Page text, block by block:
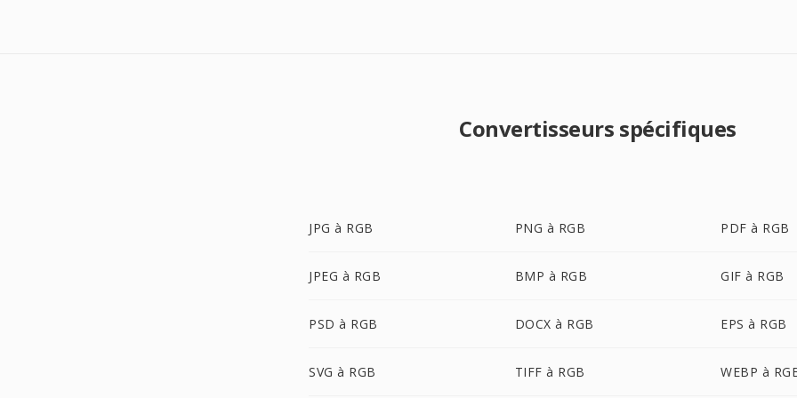
Convertisseurs spécifiques
JPG à RGB PNG à RGB PDF à RGB
JPEG à RGB BMP à RGB GIF à RGB
PSD à RGB DOCX à RGB EPS à RGB
SVG à RGB TIFF à RGB WEBP à